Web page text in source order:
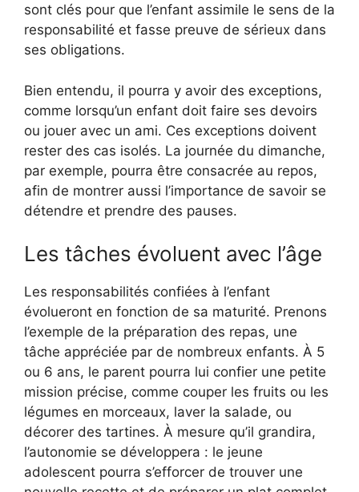
sont clés pour que l’enfant assimile le sens de la
responsabilité et fasse preuve de sérieux dans
ses obligations.
Bien entendu, il pourra y avoir des exceptions,
comme lorsqu’un enfant doit faire ses devoirs
ou jouer avec un ami. Ces exceptions doivent
rester des cas isolés. La journée du dimanche,
par exemple, pourra être consacrée au repos,
afin de montrer aussi l’importance de savoir se
détendre et prendre des pauses.
Les tâches évoluent avec l’âge
Les responsabilités confiées à l’enfant
évolueront en fonction de sa maturité. Prenons
l’exemple de la préparation des repas, une
tâche appréciée par de nombreux enfants. À 5
ou 6 ans, le parent pourra lui confier une petite
mission précise, comme couper les fruits ou les
légumes en morceaux, laver la salade, ou
décorer des tartines. À mesure qu’il grandira,
l’autonomie se développera : le jeune
adolescent pourra s’efforcer de trouver une